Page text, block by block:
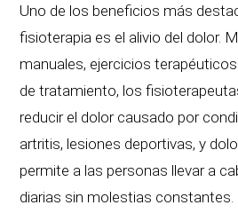
Uno de los beneficios más
fisioterapia es el alivio del dolor.
manuales, ejercicios
de tratamiento, los
reducir el dolor causado por
artritis, lesiones deportivas, y
permite a las personas llevar a
diarias sin molestias constantes.